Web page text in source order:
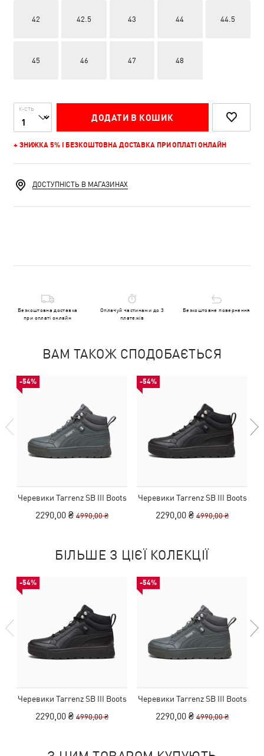
42 42.5 43 44 44.5
45 46 47 48
К-СТЬ
ДОДАТИ В КОШИК
+ ЗНИЖКА 5% І БЕЗКОШТОВНА ДОСТАВКА ПРИ ОПЛАТІ ОНЛАЙН
ДОСТУПНІСТЬ В МАГАЗИНАХ
Безкоштовна доставка
при оплаті онлайн
Оплачуй частинами до 3
платежів
Безкоштовне повернення
ВАМ ТАКОЖ СПОДОБАЄТЬСЯ
-54%
Черевики Tarrenz SB III Boots
2290,00 ₴ 4990,00 ₴
-54%
Черевики Tarrenz SB III Boots
2290,00 ₴ 4990,00 ₴
БІЛЬШЕ З ЦІЄЇ КОЛЕКЦІЇ
-54%
Черевики Tarrenz SB III Boots
2290,00 ₴ 4990,00 ₴
-54%
Черевики Tarrenz SB III Boots
2290,00 ₴ 4990,00 ₴